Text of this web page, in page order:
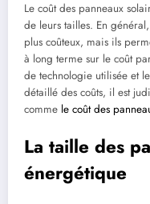
Le coût des panneaux
de leurs tailles. En
plus coûteux, mais ils
à long terme sur le coût
de technologie utilisée et
détaillé des coûts, il est
comme le coût des
La taille des
énergétique